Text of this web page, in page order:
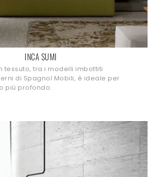
INCA SUMI
tessuto, tra i modelli imbottiti
di Spagnol Mobili, è ideale per
più profondo.